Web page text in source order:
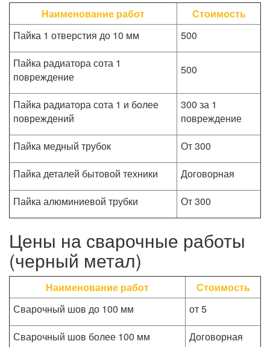
Наименование работ
Стоимость
Пайка 1 отверстия до 10 мм
500
Пайка радиатора сота 1
повреждение
500
Пайка радиатора сота 1 и более
повреждений
300 за 1
повреждение
Пайка медный трубок
От 300
Пайка деталей бытовой техники
Договорная
Пайка алюминиевой трубки
От 300
Цены на сварочные работы
(черный метал)
Наименование работ
Стоимость
Сварочный шов до 100 мм
от 5
Сварочный шов более 100 мм
Договорная